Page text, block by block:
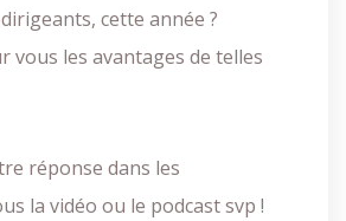
cette année ?
vous les avantages de telles
réponse dans les
la vidéo ou le podcast svp !